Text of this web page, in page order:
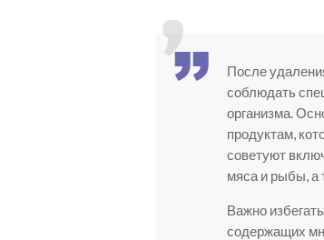
После
соблюдать
организма.
продуктам,
советуют
мяса и рыбы, а
Важно
содержащих